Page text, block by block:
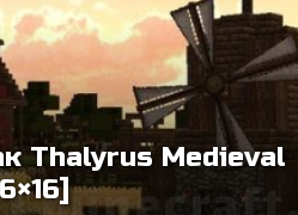
Thalyrus Medieval